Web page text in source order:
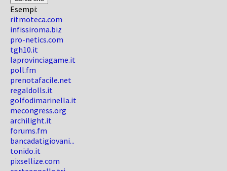
Esempi:
ritmoteca.com
infissiroma.biz
pro-netics.com
tgh10.it
laprovinciagame.it
poll.fm
prenotafacile.net
regaldolls.it
golfodimarinella.it
mecongress.org
archilight.it
forums.fm
bancadatigiovani...
tonido.it
pixsellize.com